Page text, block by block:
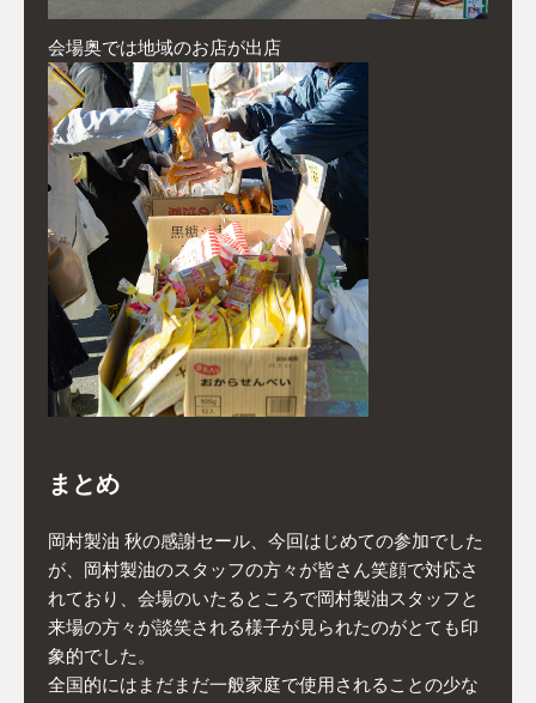
会場奥では地域のお店が出店
まとめ
岡村製油 秋の感謝セール、今回はじめての参加でした
が、岡村製油のスタッフの方々が皆さん笑顔で対応さ
れており、会場のいたるところで岡村製油スタッフと
来場の方々が談笑される様子が見られたのがとても印
象的でした。
全国的にはまだまだ一般家庭で使用されることの少な